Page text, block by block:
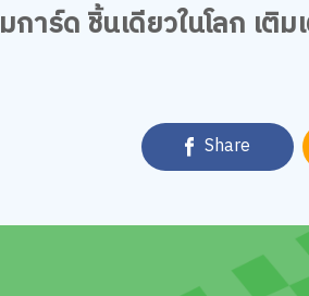
าร์ด ชิ้นเดียวในโลก เติ
Share